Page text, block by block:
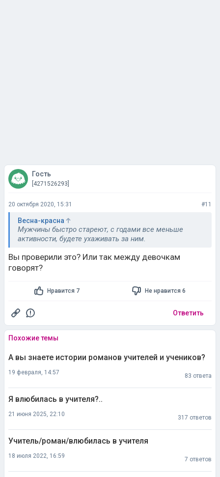
Гость
[4271526293]
20 октября 2020, 15:31 #11
Весна-красна
Мужчины быстро стареют, с годами все меньше
активности, будете ухаживать за ним.
Вы проверили это? Или так между девочкам
говорят?
Нравится 7 Не нравится 6
Ответить
Похожие темы
А вы знаете истории романов учителей и учеников?
19 февраля, 14:57
83 ответа
Я влюбилась в учителя?..
21 июня 2025, 22:10
317 ответов
Учитель/роман/влюбилась в учителя
18 июля 2022, 16:59
7 ответов